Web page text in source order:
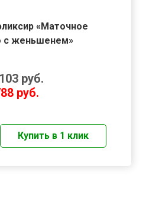
«Маточное
с женьшенем»
руб.
руб.